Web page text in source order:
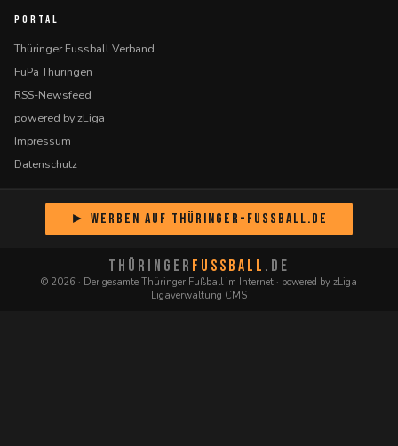
PORTAL
Thüringer Fussball Verband
FuPa Thüringen
RSS-Newsfeed
powered by zLiga
Impressum
Datenschutz
► Werben auf Thüringer-Fussball.de
THÜRINGER FUSSBALL .DE
© 2026 · Der gesamte Thüringer Fußball im Internet · powered by zLiga
Ligaverwaltung CMS